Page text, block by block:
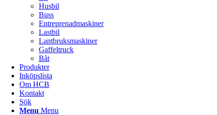
Husbil
Buss
Entreprenadmaskiner
Lastbil
Lantbruksmaskiner
Gaffeltruck
Båt
Produkter
Inköpslista
Om HCB
Kontakt
Sök
Menu Menu